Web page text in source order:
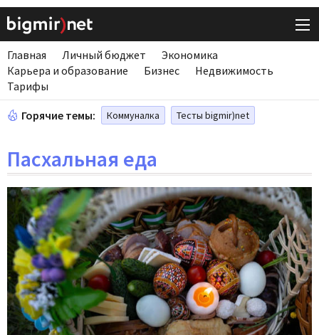
Главная Личный бюджет
Экономика
Карьера и образование
Бизнес
Недвижимость
Тарифы
Горячие темы: Коммуналка Тесты bigmir)net
Пасхальная еда